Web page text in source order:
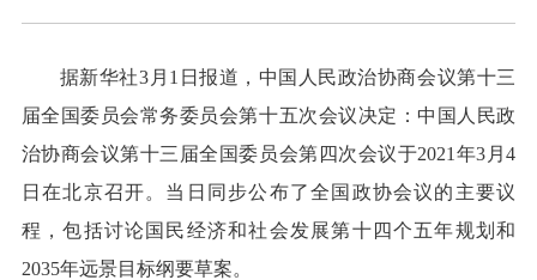
据新华社3月1日报道，中国人民政治协商会议第十三
届全国委员会常务委员会第十五次会议决定：中国人民政
治协商会议第十三届全国委员会第四次会议于2021年3月4
日在北京召开。当日同步公布了全国政协会议的主要议
程，包括讨论国民经济和社会发展第十四个五年规划和
2035年远景目标纲要草案。